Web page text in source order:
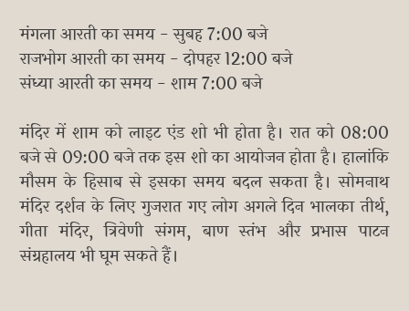
मंगला आरती का समय - सुबह 7:00 बजे
राजभोग आरती का समय - दोपहर 12:00 बजे
संध्या आरती का समय - शाम 7:00 बजे
मंदिर में शाम को लाइट एंड शो भी होता है। रात को 08:00
बजे से 09:00 बजे तक इस शो का आयोजन होता है। हालांकि
मौसम के हिसाब से इसका समय बदल सकता है। सोमनाथ
मंदिर दर्शन के लिए गुजरात गए लोग अगले दिन भालका तीर्थ,
गीता मंदिर, त्रिवेणी संगम, बाण स्तंभ और प्रभास पाटन
संग्रहालय भी घूम सकते हैं।